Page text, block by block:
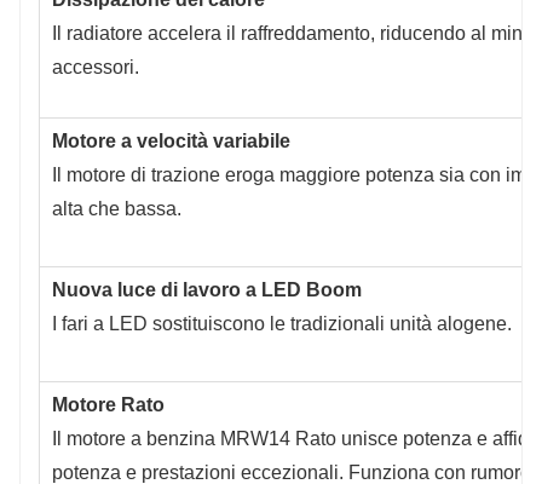
Il radiatore accelera il raffreddamento, riducendo al
accessori.
Motore a velocità variabile
Il motore di trazione eroga maggiore potenza sia con
alta che bassa.
Nuova luce di lavoro a LED Boom
I fari a LED sostituiscono le tradizionali unità alogene.
Motore Rato
Il motore a benzina MRW14 Rato unisce potenza e
potenza e prestazioni eccezionali. Funziona con